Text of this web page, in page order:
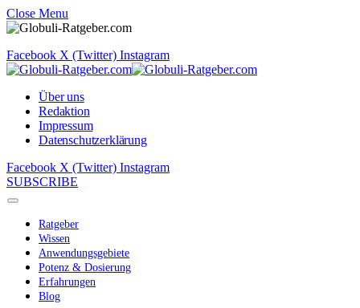
Close Menu
Facebook X (Twitter) Instagram
Über uns
Redaktion
Impressum
Datenschutzerklärung
Facebook X (Twitter) Instagram
SUBSCRIBE
Ratgeber
Wissen
Anwendungsgebiete
Potenz & Dosierung
Erfahrungen
Blog